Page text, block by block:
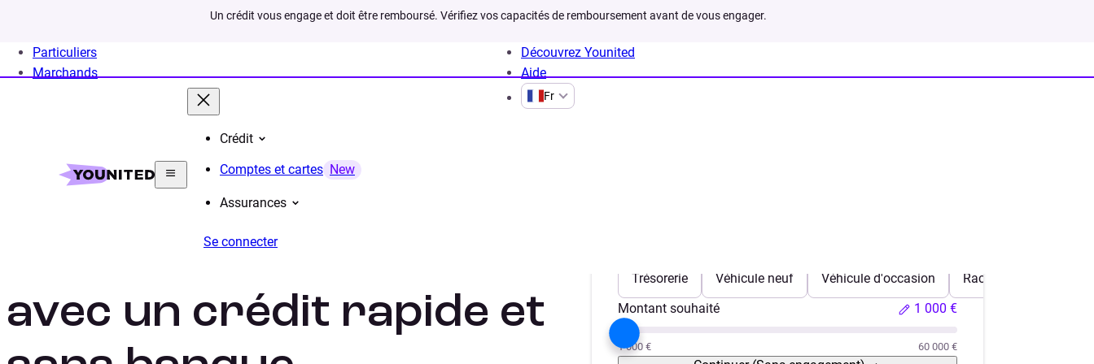
Un crédit vous engage et doit être remboursé. Vérifiez vos capacités de remboursement avant de vous engager.
Particuliers
Marchands
Découvrez Younited
Aide
Fr
Crédit
Comptes et cartes New
Assurances
Se connecter
Home Crédit Consommation Projet
Financer votre Clio 4
avec un crédit rapide et
Trésorerie Véhicule neuf Véhicule d'occasion Rachat de crédits
Montant souhaité
1 000 €
1 000 € 60 000 €